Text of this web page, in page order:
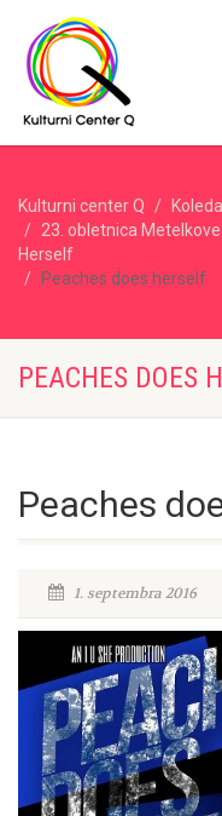
Kulturni center Q
23. obletnica
Herself
Peaches does herself
PEACHES DOES
Peaches
1. septembra 2016